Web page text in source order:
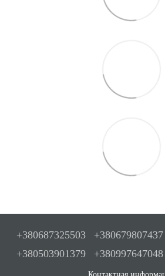
+380687325503 +380679807437
+380503901379
+380997647048